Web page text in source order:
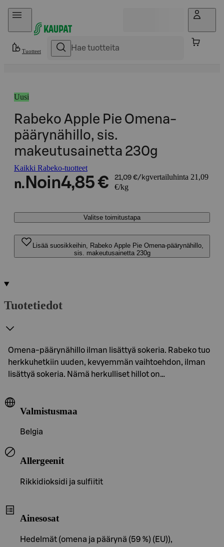
Hyppää sisältöön
Tuotteet
Uusi
Rabeko Apple Pie Omena-
päärynähillo, sis.
makeutusainetta 230g
Kaikki Rabeko-tuotteet
n. Noin4,85 € 21,09 €/kgvertailuhinta 21,09
€/kg
Valitse toimitustapa
Lisää suosikkeihin, Rabeko Apple Pie Omena-päärynähillo,
sis. makeutusainetta 230g
Tuotetiedot
Omena-päärynähillo ilman lisättyä sokeria. Rabeko tuo
herkkuhetkiin uuden, kevyemmän vaihtoehdon, ilman
lisättyä sokeria. Nämä herkulliset hillot on…
Valmistusmaa
Belgia
Allergeenit
Rikkidioksidi ja sulfiitit
Ainesosat
Hedelmät (omena ja päärynä (59 %) (EU)),